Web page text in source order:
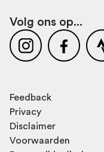
Volg ons op...
Feedback
Privacy
Disclaimer
Voorwaarden